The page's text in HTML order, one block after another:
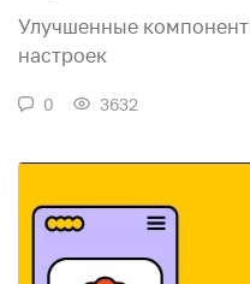
Улучшенные
настроек
0 3632